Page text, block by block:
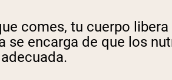
comes, tu cuerpo
se encarga de que los